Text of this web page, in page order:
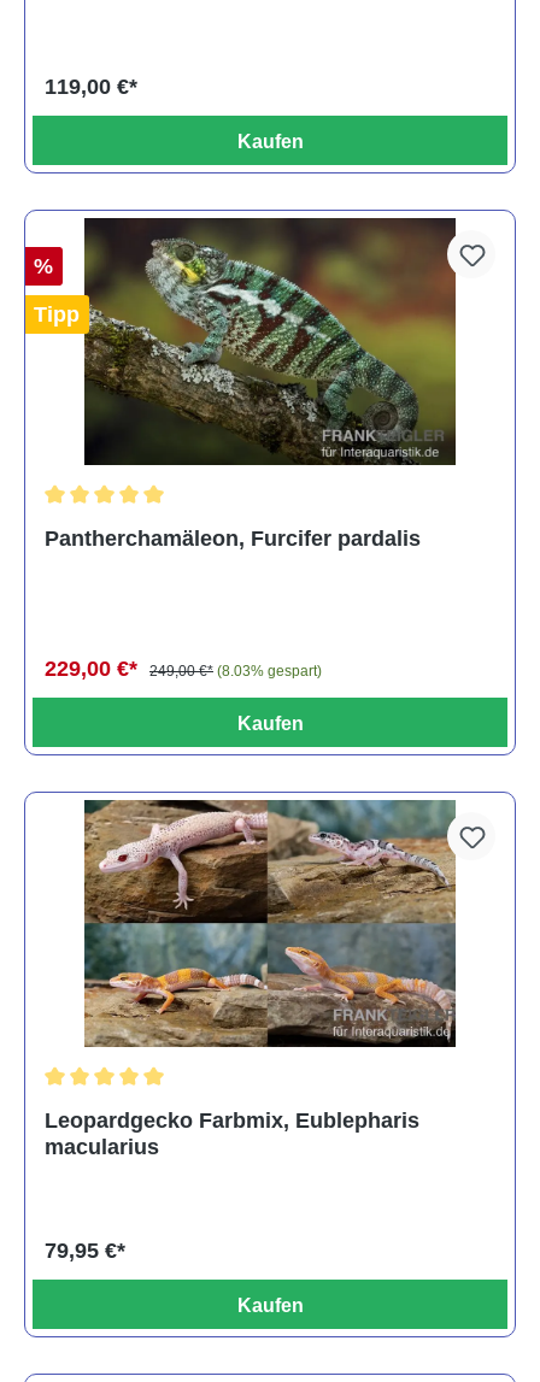
119,00 €*
Kaufen
%
Tipp
Pantherchamäleon, Furcifer pardalis
229,00 €* 249,00 €* (8.03% gespart)
Kaufen
Leopardgecko Farbmix, Eublepharis
macularius
79,95 €*
Kaufen